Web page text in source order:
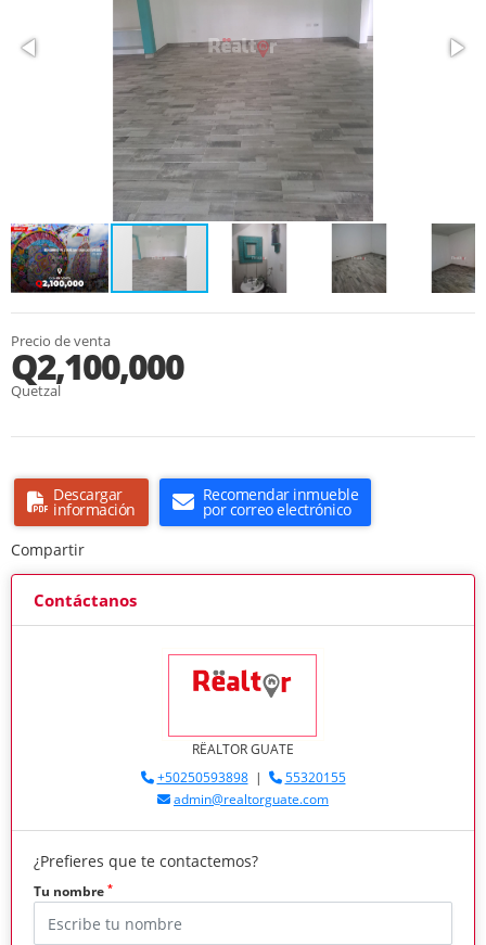
Precio de venta
Q2,100,000
Quetzal
Descargar
información
Recomendar inmueble
por correo electrónico
Compartir
Contáctanos
RËALTOR GUATE
+50250593898|
55320155
admin@realtorguate.com
¿Prefieres que te contactemos?
Tu nombre *